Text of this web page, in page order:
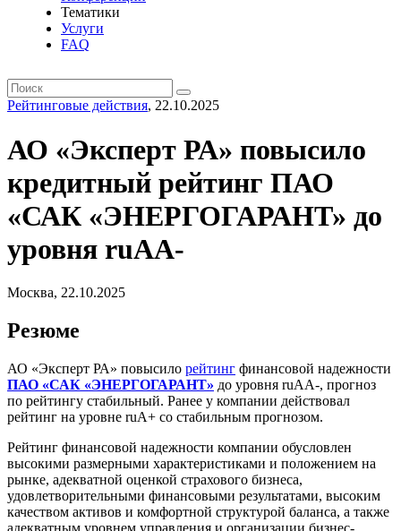
Тематики
Услуги
FAQ
Рейтинговые действия, 22.10.2025
АО «Эксперт РА» повысило
кредитный рейтинг ПАО
«САК «ЭНЕРГОГАРАНТ» до
уровня ruAA-
Москва, 22.10.2025
Резюме
АО «Эксперт РА» повысило рейтинг финансовой надежности
ПАО «САК «ЭНЕРГОГАРАНТ» до уровня ruAA-, прогноз
по рейтингу стабильный. Ранее у компании действовал
рейтинг на уровне ruA+ со стабильным прогнозом.
Рейтинг финансовой надежности компании обусловлен
высокими размерными характеристиками и положением на
рынке, адекватной оценкой страхового бизнеса,
удовлетворительными финансовыми результатами, высоким
качеством активов и комфортной структурой баланса, а также
адекватным уровнем управления и организации бизнес-